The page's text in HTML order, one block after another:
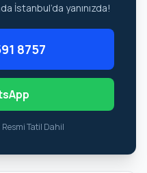
İstanbul’da yanınızda!
8757
Tatil Dahil